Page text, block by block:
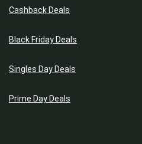
Cashback Deals
Black Friday Deals
Singles Day Deals
Prime Day Deals